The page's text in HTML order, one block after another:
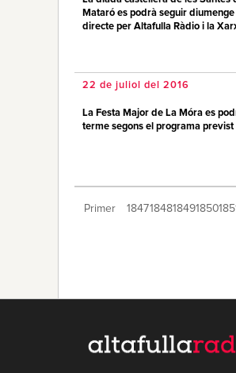
Mataró es podrà seguir diumenge
directe per Altafulla Ràdio i la
22 de juliol del 2016
La Festa Major de La Móra es
terme segons el programa previst
Primer 1847184818491850
1861 1862186318641865 Últim